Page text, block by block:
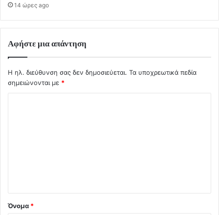
14 ώρες ago
Αφήστε μια απάντηση
Η ηλ. διεύθυνση σας δεν δημοσιεύεται. Τα υποχρεωτικά πεδία
σημειώνονται με *
Όνομα *